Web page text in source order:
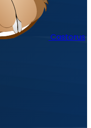
Castorus